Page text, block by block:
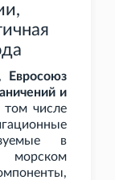
Евросоюз
и
том числе
в